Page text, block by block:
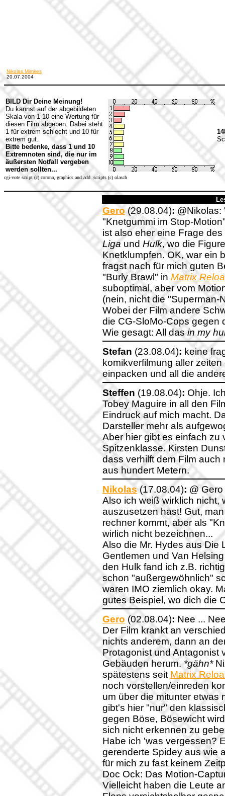
Nikolas Mimkes
20.07.2004
BILD Dir Deine Meinung!
Du kannst auf der abgebildeten
Skala von 1-10 eine Wertung für
diesen Film abgeben. Dabei steht
1 für extrem schlecht und 10 für
extrem gut.
Bitte bedenke, dass 1 und 10
Extremnoten sind, die nur im
äußersten Notfall vergeben
werden sollten...
cgi-vote script (c) corona, graphics and add. scripts (c) olasch
Gero(29.08.04): @Nikolas:
"Knetgummi im Stop-
ist also eher eine Frage
Liga und Hulk, wo die
Knetklumpfen. OK, war ein
fragst nach für mich guten
"Burly Brawl" in Matrix
suboptimal, aber vom
(nein, nicht die "Superman-
Wobei der Film andere
die CG-SloMo-Cops gegen
Wie gesagt: All das in my
Stefan (23.08.04): keine
komikverfilmung aller
einpacken und all die
Steffen (19.08.04): Ohje.
Tobey Maguire in all den
Eindruck auf mich macht.
Darsteller mehr als
Aber hier gibt es einfach zu
Spitzenklasse. Kirsten
dass verhilft dem Film
aus hundert Metern.
Nikolas(17.08.04): @
Also ich weiß wirklich nicht,
auszusetzen hast! Gut,
rechner kommt, aber als
wirlich nicht bezeichnen...
Also die Mr. Hydes aus Die
Gentlemen und Van
den Hulk fand ich z.B.
schon "außergewöhnlich"
waren IMO ziemlich okay.
gutes Beispiel, wo dich die
Gero (02.08.04): Nee ...
Der Film krankt an
nichts anderem, dann an
Protagonist und Antagonist
Gebäuden herum. *gähn*
spätestens seit Matrix
noch vorstellen/einreden
um über die mitunter etwas
gibt's hier "nur" den
gegen Böse, Bösewicht
sich nicht erkennen zu
Habe ich 'was vergessen?
gerenderte Spidey aus wie
für mich zu fast keinem
Doc Ock: Das Motion-
Vielleicht haben die Leute